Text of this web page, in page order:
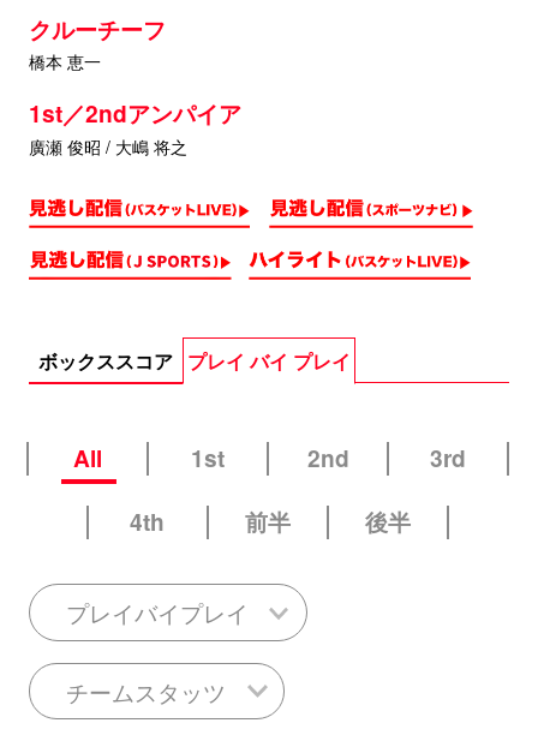
クルーチーフ
橋本 恵一
1st／2ndアンパイア
廣瀬 俊昭 / 大嶋 将之
ボックススコア プレイ バイ プレイ
All 1st 2nd
3rd
4th
前半 後半
プレイバイプレイ
チームスタッツ